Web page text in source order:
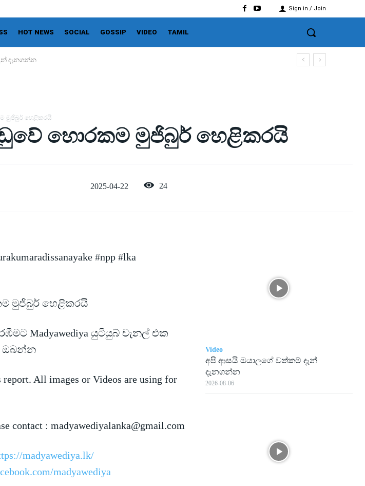
Sign in / Join
HOT NEWS SOCIAL GOSSIP VIDEO TAMIL
දැනගන්න
මුජිබුර් හෙළිකරයි
හොරකම මුජිබුර් හෙළිකරයි
2025-04-22 24
#npp #lka
මුජිබුර් හෙළිකරයි
Madyawediya යුටියුබ් චැනල්එක
ඔබන්න
All images or Videos are using for
contact : madyawediyalanka@gmail.com
madyawediya.lk/
madyawediya
Video
අපි ආසයි ඔයාලගේ වත්කම් දැන්
දැනගන්න
2026-08-06